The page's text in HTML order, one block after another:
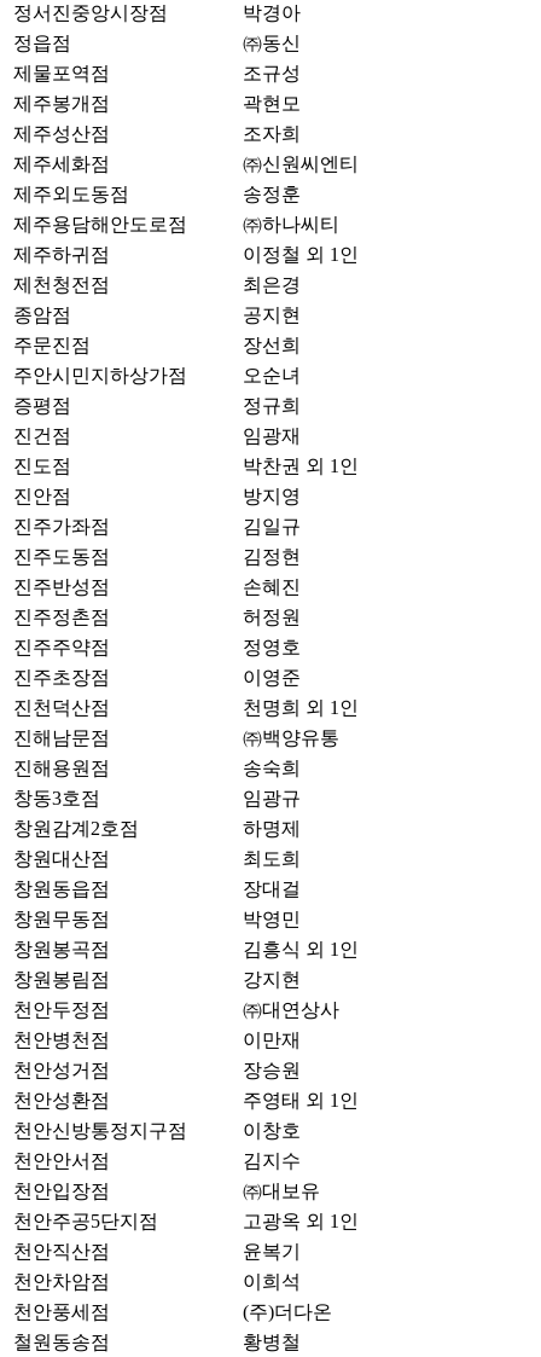
정서진중앙시장점
박경아
정읍점
㈜동신
제물포역점
조규성
제주봉개점
곽현모
제주성산점
조자희
제주세화점
㈜신원씨엔티
제주외도동점
송정훈
제주용담해안도로점
㈜하나씨티
제주하귀점
이정철 외 1인
제천청전점
최은경
종암점
공지현
주문진점
장선희
주안시민지하상가점
오순녀
증평점
정규희
진건점
임광재
진도점
박찬권 외 1인
진안점
방지영
진주가좌점
김일규
진주도동점
김정현
진주반성점
손혜진
진주정촌점
허정원
진주주약점
정영호
진주초장점
이영준
진천덕산점
천명희 외 1인
진해남문점
㈜백양유통
진해용원점
송숙희
창동3호점
임광규
창원감계2호점
하명제
창원대산점
최도희
창원동읍점
장대걸
창원무동점
박영민
창원봉곡점
김흥식 외 1인
창원봉림점
강지현
천안두정점
㈜대연상사
천안병천점
이만재
천안성거점
장승원
천안성환점
주영태 외 1인
천안신방통정지구점
이창호
천안안서점
김지수
천안입장점
㈜대보유
천안주공5단지점
고광옥 외 1인
천안직산점
윤복기
천안차암점
이희석
천안풍세점
(주)더다온
철원동송점
황병철